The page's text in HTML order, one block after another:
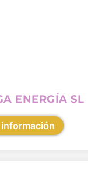
ENERGÍA SL